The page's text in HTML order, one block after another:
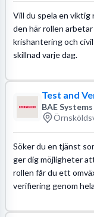
Vill du spela en viktig
den här rollen
krishantering och
skillnad varje dag.
Test and
BAE
Söker du en tjänst
ger dig möjligheter
rollen får du ett
verifiering genom